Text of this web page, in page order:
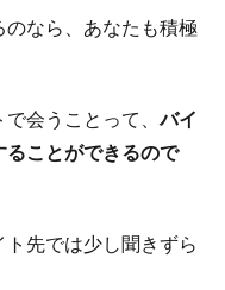
なら、あなたも積極
会うことって、バイ
ることができるので
先では少し聞きずら